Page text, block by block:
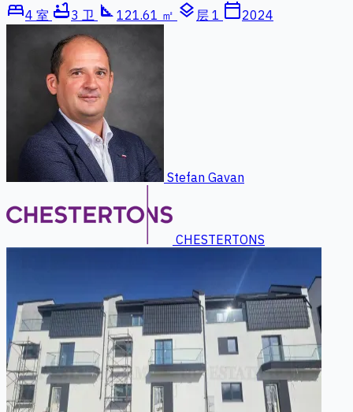
bed4 室 bathtub3 卫 square_foot 121.61 ㎡ layers 层 1 calendar_today2024
Stefan Gavan
CHESTERTONS